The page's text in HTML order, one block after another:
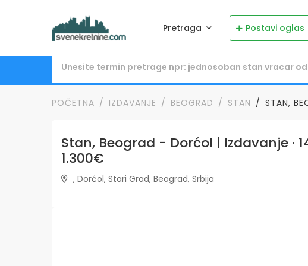
Pretraga Postavi oglas
POČETNA IZDAVANJE BEOGRAD STAN STAN,
Stan, Beograd - Dorćol | Izdavanje ·
1.300€
, Dorćol, Stari Grad, Beograd, Srbija